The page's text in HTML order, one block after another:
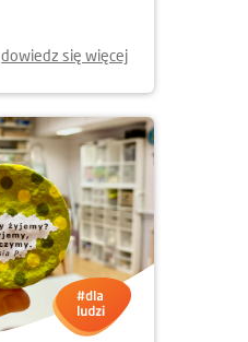
dowiedz się więcej